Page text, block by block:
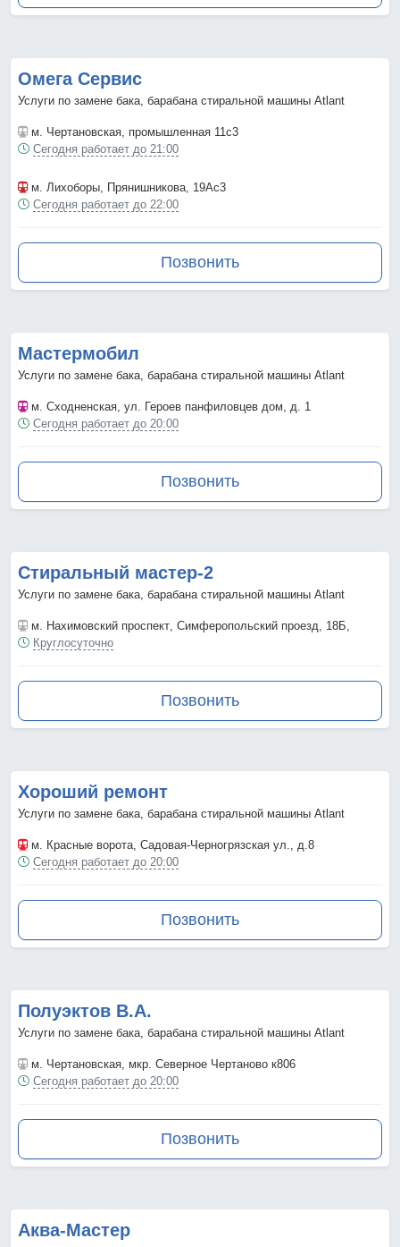
Омега Сервис
Услуги по замене бака, барабана стиральной машины Atlant
м. Чертановская, промышленная 11с3
Сегодня работает до 21:00
м. Лихоборы, Прянишникова, 19Ас3
Сегодня работает до 22:00
Позвонить
Мастермобил
Услуги по замене бака, барабана стиральной машины Atlant
м. Сходненская, ул. Героев панфиловцев дом, д. 1
Сегодня работает до 20:00
Позвонить
Стиральный мастер-2
Услуги по замене бака, барабана стиральной машины Atlant
м. Нахимовский проспект, Симферопольский проезд, 18Б,
Круглосуточно
Позвонить
Хороший ремонт
Услуги по замене бака, барабана стиральной машины Atlant
м. Красные ворота, Садовая-Черногрязская ул., д.8
Сегодня работает до 20:00
Позвонить
Полуэктов В.А.
Услуги по замене бака, барабана стиральной машины Atlant
м. Чертановская, мкр. Северное Чертаново к806
Сегодня работает до 20:00
Позвонить
Аква-Мастер